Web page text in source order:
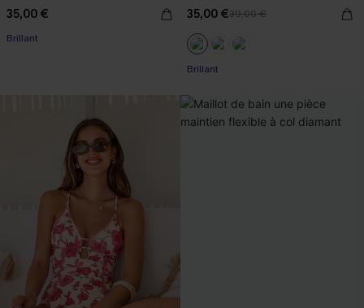
35,00 €
Brillant
35,00 €39,00 €
Brillant